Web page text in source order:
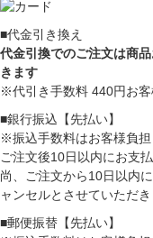
■代金引き換え
代金引換でのご注文は商
きます
※代引き手数料 440円お客
■銀行振込【先払い】
※振込手数料はお客様負担
ご注文後10日以内にお支払
尚、ご注文から10日以内
ャンセルとさせていただき
■郵便振替【先払い】